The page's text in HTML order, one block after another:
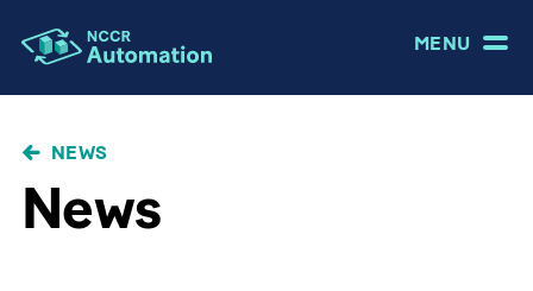
MENU
NEWS
News